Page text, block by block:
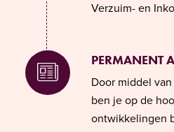
Verzuim- en
PERMANENT
Door middel
ben je op de
ontwikkelingen